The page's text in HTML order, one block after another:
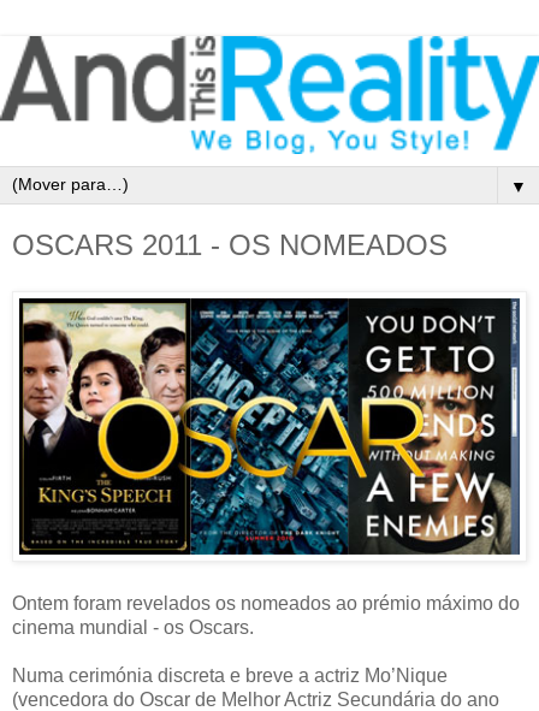
▼
OSCARS 2011 - OS NOMEADOS
Ontem foram revelados os nomeados ao prémio máximo do
cinema mundial - os Oscars.
Numa cerimónia discreta e breve a actriz Mo’Nique
(vencedora do Oscar de Melhor Actriz Secundária do ano